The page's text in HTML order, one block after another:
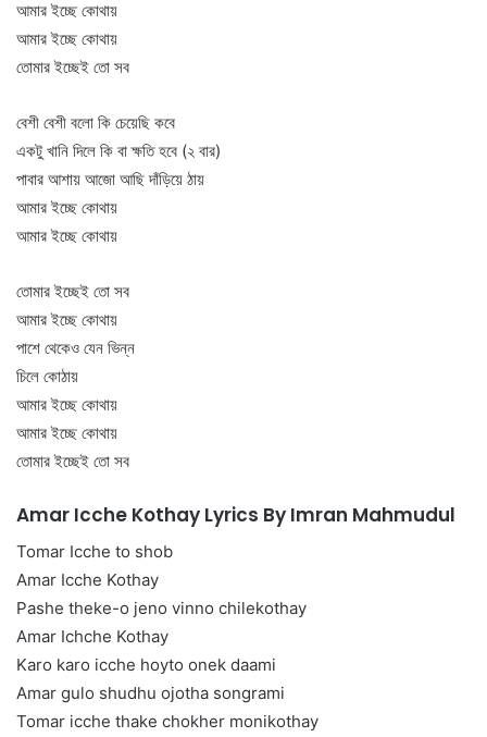
আমার ইচ্ছে কোথায়
আমার ইচ্ছে কোথায়
তোমার ইচ্ছেই তো সব
বেশী বেশী বলো কি চেয়েছি কবে
একটু খানি দিলে কি বা ক্ষতি হবে (২ বার)
পাবার আশায় আজো আছি দাঁড়িয়ে ঠায়
আমার ইচ্ছে কোথায়
আমার ইচ্ছে কোথায়
তোমার ইচ্ছেই তো সব
আমার ইচ্ছে কোথায়
পাশে থেকেও যেন ভিন্ন
চিলে কোঠায়
আমার ইচ্ছে কোথায়
আমার ইচ্ছে কোথায়
তোমার ইচ্ছেই তো সব
Amar Icche Kothay Lyrics By Imran Mahmudul
Tomar Icche to shob
Amar Icche Kothay
Pashe theke-o jeno vinno chilekothay
Amar Ichche Kothay
Karo karo icche hoyto onek daami
Amar gulo shudhu ojotha songrami
Tomar icche thake chokher monikothay